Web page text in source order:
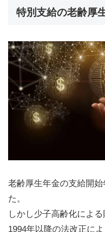
特別支給の老齢厚
老齢厚生年金の支給開
た。
しかし少子高齢化によ
1994年以降の法改正に